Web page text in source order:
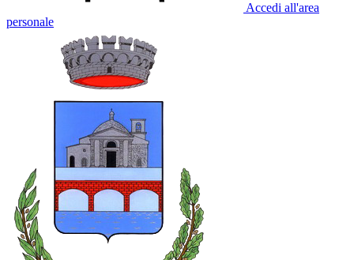
Accedi all'area
personale